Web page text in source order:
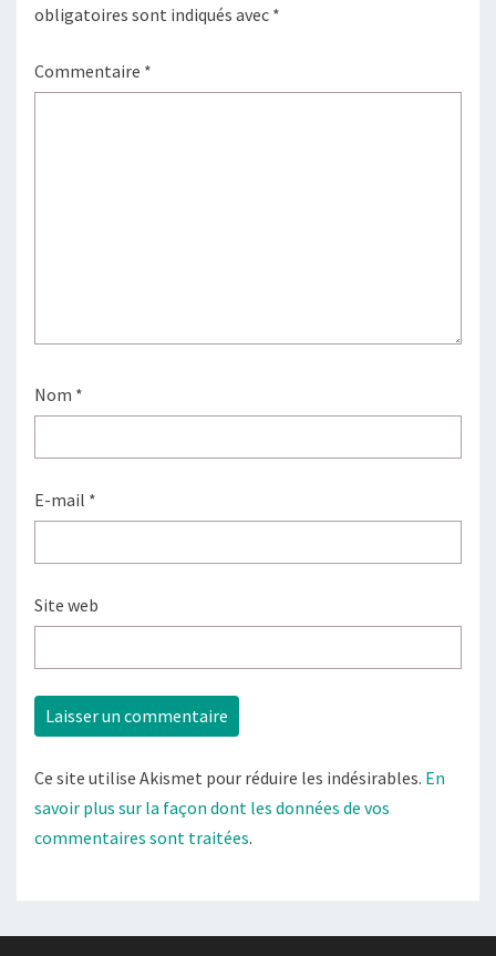
obligatoires sont indiqués avec *
Commentaire *
Nom *
E-mail *
Site web
Ce site utilise Akismet pour réduire les indésirables. En
savoir plus sur la façon dont les données de vos
commentaires sont traitées.